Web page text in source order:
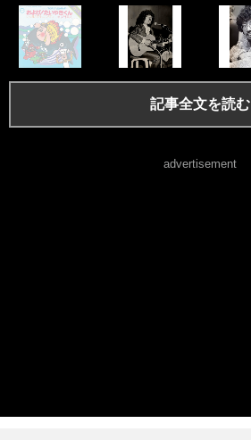
記事全文を読む
advertisement